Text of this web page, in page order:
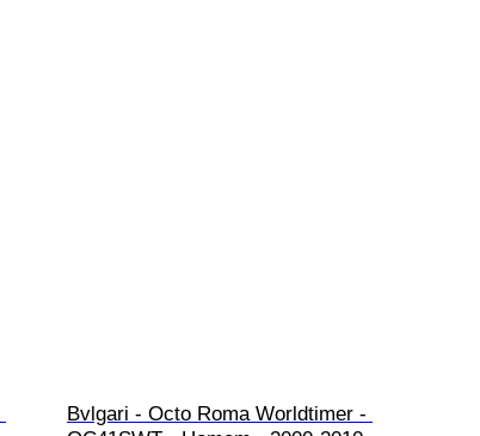
Bvlgari - Octo Roma Worldtimer -